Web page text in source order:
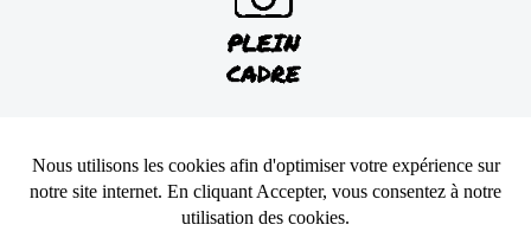
MAIL
RETROUVEZ NOUS SUR